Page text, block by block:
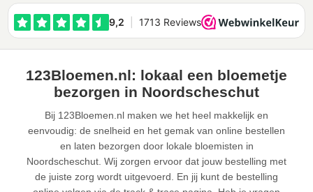
123Bloemen.nl: lokaal een bloemetje
bezorgen in Noordscheschut
Bij 123Bloemen.nl maken we het heel makkelijk en
eenvoudig: de snelheid en het gemak van online bestellen
en laten bezorgen door lokale bloemisten in
Noordscheschut. Wij zorgen ervoor dat jouw bestelling met
de juiste zorg wordt uitgevoerd. En jij kunt de bestelling